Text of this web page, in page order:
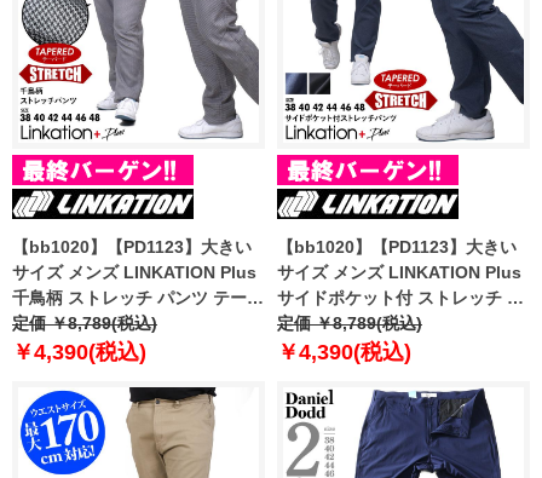
【bb1020】【PD1123】大きい
サイズ メンズ LINKATION Plus
千鳥柄 ストレッチ パンツ テーパ
ード アスレジャー スポーツウェ
ア la-p220401t
定価 ￥8,789(税込)
￥4,390(税込)
【bb1020】【PD1123】大きい
サイズ メンズ LINKATION Plus
サイドポケット付 ストレッチ パ
ンツ テーパード アスレジャー ス
ポーツウェア la-p220402t
定価 ￥8,789(税込)
￥4,390(税込)